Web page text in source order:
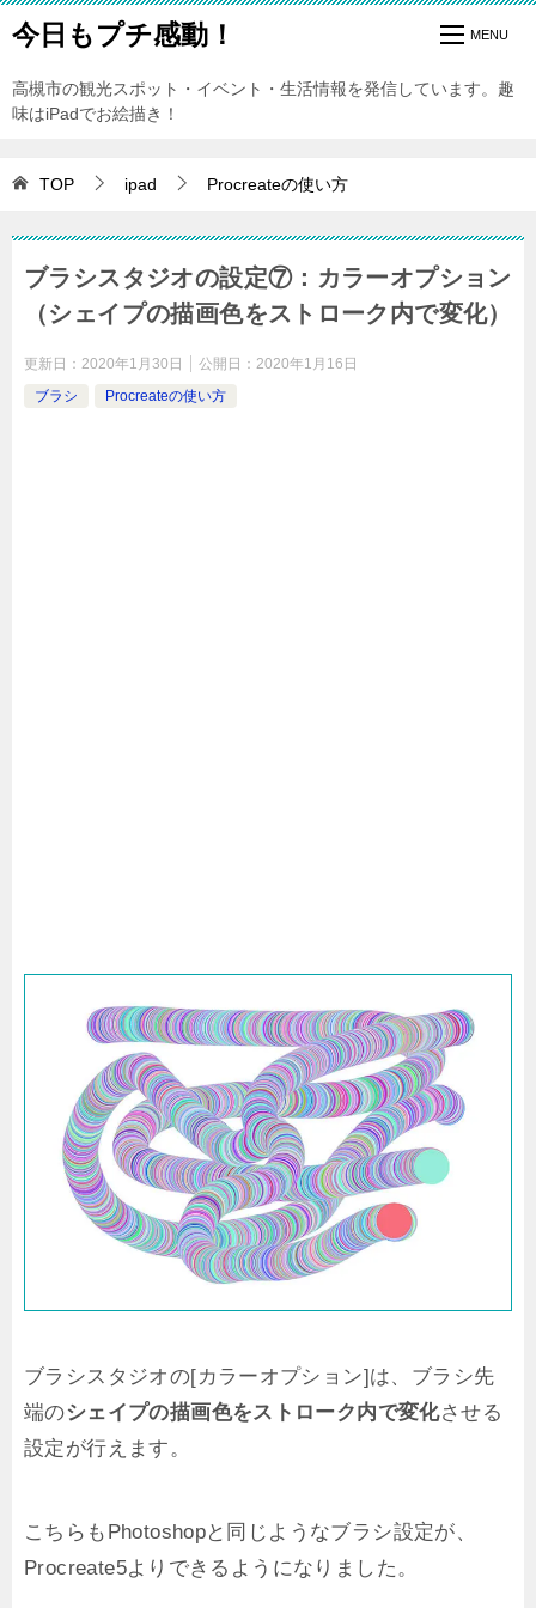
今日もプチ感動！
高槻市の観光スポット・イベント・生活情報を発信しています。趣
味はiPadでお絵描き！
TOP ipad Procreateの使い方
ブラシスタジオの設定⑦：カラーオプション
（シェイプの描画色をストローク内で変化）
更新日： 2020年1月30日 公開日： 2020年1月16日
ブラシ
Procreateの使い方
ブラシスタジオの[カラーオプション]は、ブラシ先
端のシェイプの描画色をストローク内で変化させる
設定が行えます。
こちらもPhotoshopと同じようなブラシ設定が、
Procreate5よりできるようになりました。